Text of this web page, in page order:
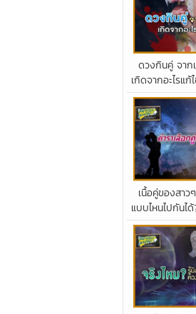
ดวงกินคู่ จาก
เกิดจากอะไรแก้
เนื้อคู่ของสาว
แบบไหนไปกันไ